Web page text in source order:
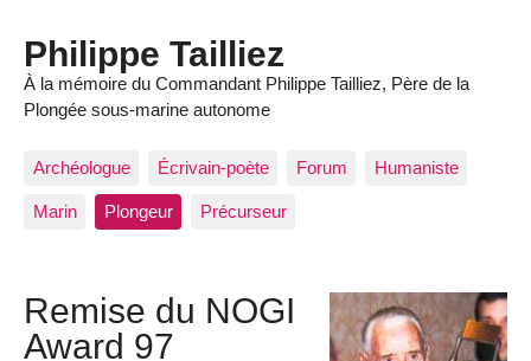
Philippe Tailliez
À la mémoire du Commandant Philippe Tailliez, Père de la
Plongée sous-marine autonome
Archéologue Écrivain-poète Forum Humaniste
Marin Plongeur Précurseur
Remise du NOGI
Award 97